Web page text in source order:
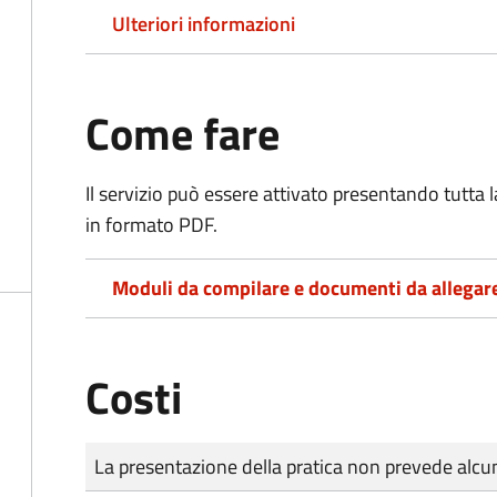
Ulteriori informazioni
Come fare
Il servizio può essere attivato presentando
in formato PDF.
Moduli da compilare e documenti da
Costi
Tipo di pagamento
Importo
La presentazione della pratica non prevede